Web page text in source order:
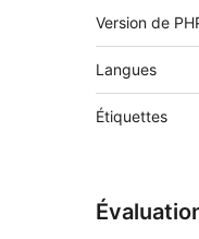
Version de
Langues
Étiquettes